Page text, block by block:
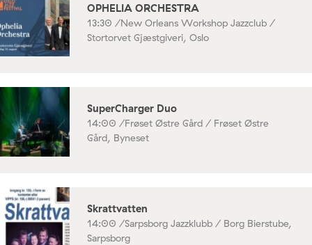
OPHELIA ORCHESTRA
13:30 /New Orleans Workshop Jazzclub /
Stortorvet Gjæstgiveri, Oslo
SuperCharger Duo
14:00 /Frøset Østre Gård / Frøset Østre
Gård, Byneset
Skrattvatten
14:00 /Sarpsborg Jazzklubb / Borg Bierstube,
Sarpsborg